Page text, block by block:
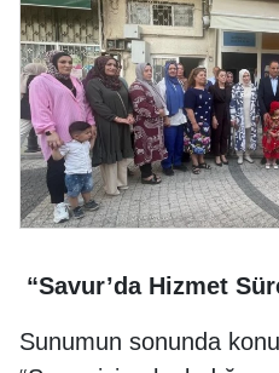
“Savur’da Hizmet
Sunumun sonunda